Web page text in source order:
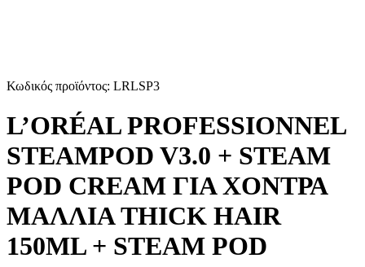
Κωδικός προϊόντος: LRLSP3
L’ORÉAL PROFESSIONNEL
STEAMPOD V3.0 + STEAM
POD CREAM ΓΙΑ ΧΟΝΤΡΑ
ΜΑΛΛΙΑ THICK HAIR
150ML + STEAM POD